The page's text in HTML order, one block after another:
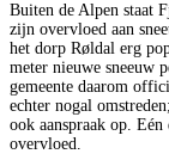
Buiten de Alpen staat
zijn overvloed aan
het dorp Røldal erg
meter nieuwe sneeuw
gemeente daarom
echter nogal
ook aanspraak op.
overvloed.